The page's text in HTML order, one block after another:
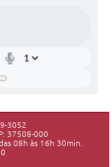
3052
37508-000
08h às 16h 30min.